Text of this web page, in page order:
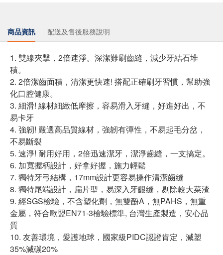
商品資訊 配送及售後服務說明
1. 雙線夾擊，2倍速淨。深潔難刷齒縫，減少牙結石堆
積。
2. 2倍潔齒面積，清潔更快速! 搭配正確刷牙習慣，幫助強
化口腔健康。
3. 細滑! 線材細緻低摩擦，容易滑入牙縫，好進好出，不
易卡牙
4. 強韌! 嚴選高品質線材，強韌有彈性，不易起毛分岔，
不易斷裂
5. 速淨! 耐用好用，2倍迅速潔牙，潔淨齒縫，一支搞定。
6. 加寬握柄設計，好拿好握，施力輕鬆
7. 獨特牙弓結構，17mm設計更容易操作清潔齒縫
8. 獨特尾端設計，扁片型，易深入牙齦縫，剔除較大菜渣
9. 經SGS檢驗，不含塑化劑，無雙酚A，無PAHS，無重
金屬，符合歐盟EN71-3檢驗標準, 台灣生產製造，安心品
質
10. 友善環境，愛護地球，國家級PIDC認證肯定，減塑
35%減碳20%